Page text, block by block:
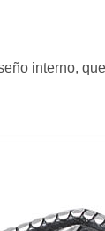
interno,